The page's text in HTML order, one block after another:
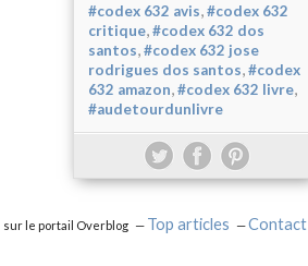
#codex 632 avis,#codex 632
critique,#codex 632 dos
santos,#codex 632 jose
rodrigues dos santos,#codex
632 amazon,#codex 632 livre,
#audetourdunlivre
sur le portail Overblog Top articles Contact